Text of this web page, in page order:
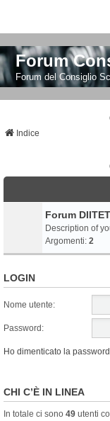
Forum
Forum del Consiglio
Indice
Forum DIITET
Description of
Argomenti: 2
LOGIN
Nome utente:
Password:
Ho dimenticato la password
CHI C’È IN LINEA
In totale ci sono 49 utenti